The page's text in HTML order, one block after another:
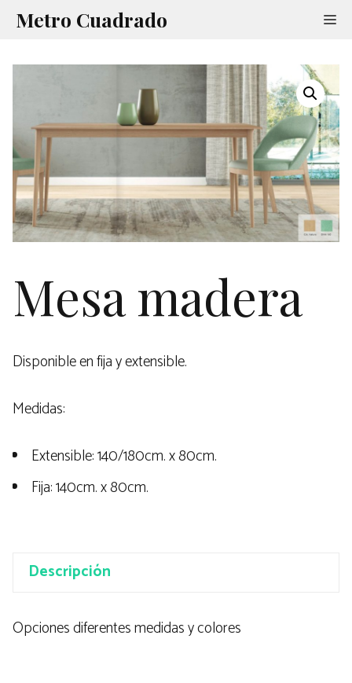
SaltarMetro Cuadrado
Mesa madera
Disponible en fija y extensible.
Medidas:
Extensible: 140/180cm. x 80cm.
Fija: 140cm. x 80cm.
Descripción
Opciones diferentes medidas y colores